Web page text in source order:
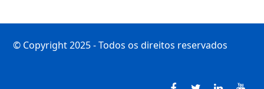
© Copyright 2025 - Todos os direitos reservados